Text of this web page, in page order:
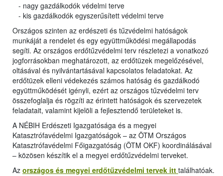
- nagy gazdálkodók védelmi terve
- kis gazdálkodók egyszerűsített védelmi terve
Országos szinten az erdészeti és tűzvédelmi hatóságok
munkáját a rendelet és egy együttműködési megállapodás
segíti. Az országos erdőtűzvédelmi terv részletezi a vonatkozó
jogforrásokban meghatározott, az erdőtüzek megelőzésével,
oltásával és nyilvántartásával kapcsolatos feladatokat. Az
erdőtüzek elleni védekezés számos hatóság és gazdálkodó
együttműködését igényli, ezért az országos tűzvédelmi terv
összefoglalja és rögzíti az érintett hatóságok és szervezetek
feladatait, valamint kijelöli a fejlesztendő területeket is.
A NÉBIH Erdészeti Igazgatósága és a megyei
Katasztrófavédelmi Igazgatóságok – az ÖTM Országos
Katasztrófavédelmi Főigazgatóság (ÖTM OKF) koordinálásával
– közösen készítik el a megyei erdőtűzvédelmi terveket.
Az országos és megyei erdőtűzvédelmi tervek itt találhatóak.